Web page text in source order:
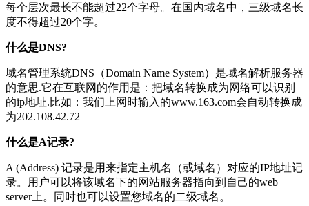
每个层次最长不能超过22个字母。在国内域名中，三级域名长
度不得超过20个字。
什么是DNS?
域名管理系统DNS（Domain Name System）是域名解析服务器
的意思.它在互联网的作用是：把域名转换成为网络可以识别
的ip地址.比如：我们上网时输入的www.163.com会自动转换成
为202.108.42.72
什么是A记录?
A (Address) 记录是用来指定主机名（或域名）对应的IP地址记
录。用户可以将该域名下的网站服务器指向到自己的web
server上。同时也可以设置您域名的二级域名。